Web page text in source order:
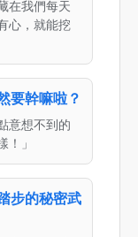
在我們每天
心，就能挖
要幹嘛啦？
意想不到的
！」
步的秘密武